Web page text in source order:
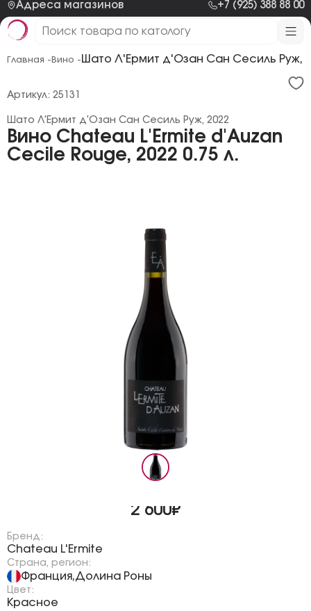
Адреса магазинов +7 (925) 388 88 00
Главная - Вино - Шато Л'Ермит д'Озан Сан Сесиль Руж,
Вино Chateau L'Ermite d'Auzan
Cecile Rouge, 2022 0.75 л.
Шато Л'Ермит д'Озан Сан Сесиль Руж, 2022
Артикул: 25131
2 600₽
Бренд:
Chateau L'Ermite
Страна, регион:
Франция,Долина Роны
Цвет:
Красное